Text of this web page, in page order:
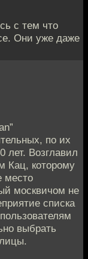
с тем что
Они уже даже
по их
лет. Возглавил
Кац, которому
место
москвичом не
списка
выбрать